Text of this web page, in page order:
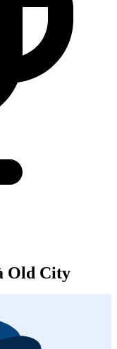
Old City